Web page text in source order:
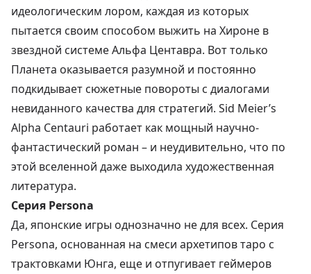
идеологическим лором, каждая из которых
пытается своим способом выжить на Хироне в
звездной системе Альфа Центавра. Вот только
Планета оказывается разумной и постоянно
подкидывает сюжетные повороты с диалогами
невиданного качества для стратегий. Sid Meier’s
Alpha Centauri работает как мощный научно-
фантастический роман – и неудивительно, что по
этой вселенной даже выходила художественная
литература.
Серия Persona
Да, японские игры однозначно не для всех. Серия
Persona, основанная на смеси архетипов таро с
трактовками Юнга, еще и отпугивает геймеров